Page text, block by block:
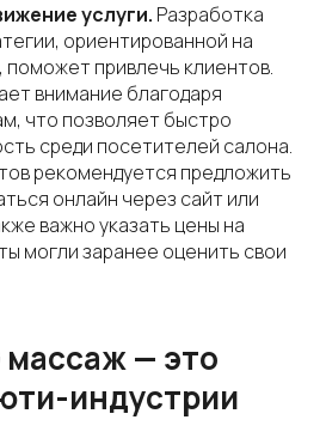
услуги. Разработка
ориентированной на
привлечь клиентов.
внимание благодаря
что позволяет быстро
среди посетителей салона.
рекомендуется предложить
онлайн через сайт или
важно указать цены на
могли заранее оценить свои
массаж — это
индустрии